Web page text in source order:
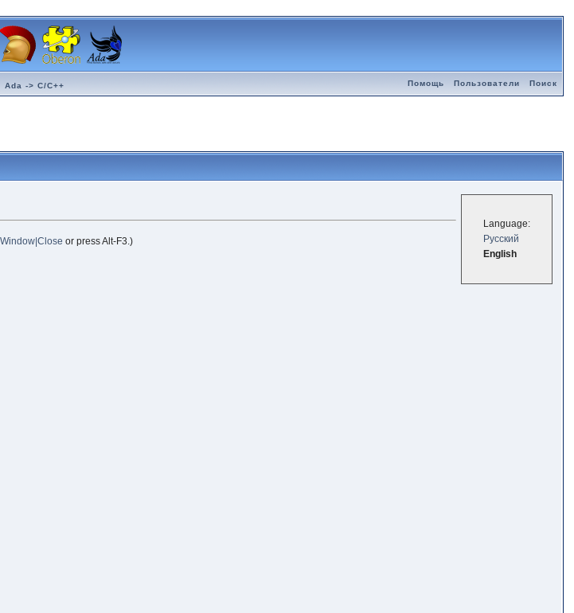
Ada -> C/C++ Помощь Пользователи Поиск
Language:
Русский
English
Window|Close or press Alt-F3.)